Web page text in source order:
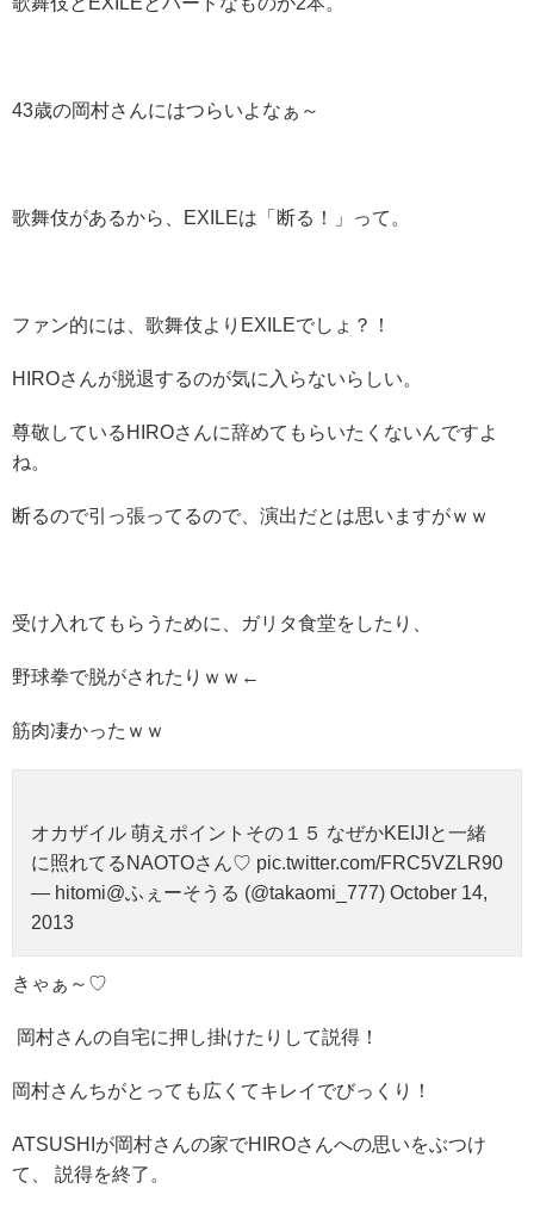
43歳の岡村さんにはつらいよなぁ～
歌舞伎があるから、EXILEは「断る！」って。
ファン的には、歌舞伎よりEXILEでしょ？！
HIROさんが脱退するのが気に入らないらしい。
尊敬しているHIROさんに辞めてもらいたくないんですよ
ね。
断るので引っ張ってるので、演出だとは思いますがｗｗ
受け入れてもらうために、ガリタ食堂をしたり、
野球拳で脱がされたりｗｗ←
筋肉凄かったｗｗ
オカザイル 萌えポイントその１５ なぜかKEIJIと一緒
に照れてるNAOTOさん♡ pic.twitter.com/FRC5VZLR90
— hitomi@ふぇーそうる (@takaomi_777) October 14,
2013
きゃぁ～♡
岡村さんの自宅に押し掛けたりして説得！
岡村さんちがとっても広くてキレイでびっくり！
ATSUSHIが岡村さんの家でHIROさんへの思いをぶつけ
て、 説得を終了。